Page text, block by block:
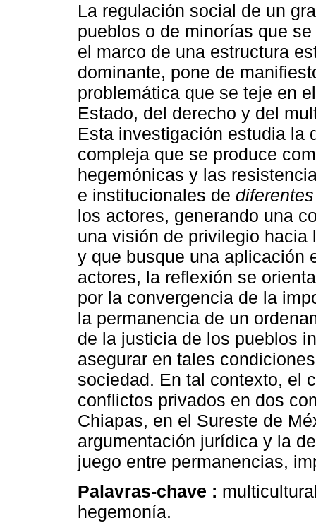
La regulación social de un
pueblos o de minorías que
el marco de una estructura
dominante, pone de
problemática que se teje en
Estado, del derecho y del
Esta investigación estudia la
compleja que se produce
hegemónicas y las
e institucionales de
los actores, generando una
una visión de privilegio
y que busque una aplicación
actores, la reflexión se
por la convergencia de la
la permanencia de un
de la justicia de los pueblos
asegurar en tales
sociedad. En tal contexto, el
conflictos privados en dos
Chiapas, en el Sureste de
argumentación jurídica y la
juego entre permanencias,
Palavras-chave :
hegemonía.